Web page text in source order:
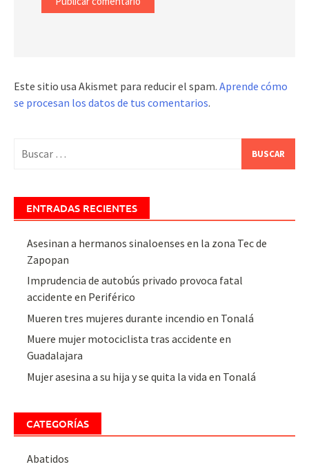
Este sitio usa Akismet para reducir el spam. Aprende cómo
se procesan los datos de tus comentarios.
ENTRADAS RECIENTES
Asesinan a hermanos sinaloenses en la zona Tec de
Zapopan
Imprudencia de autobús privado provoca fatal
accidente en Periférico
Mueren tres mujeres durante incendio en Tonalá
Muere mujer motociclista tras accidente en
Guadalajara
Mujer asesina a su hija y se quita la vida en Tonalá
CATEGORÍAS
Abatidos